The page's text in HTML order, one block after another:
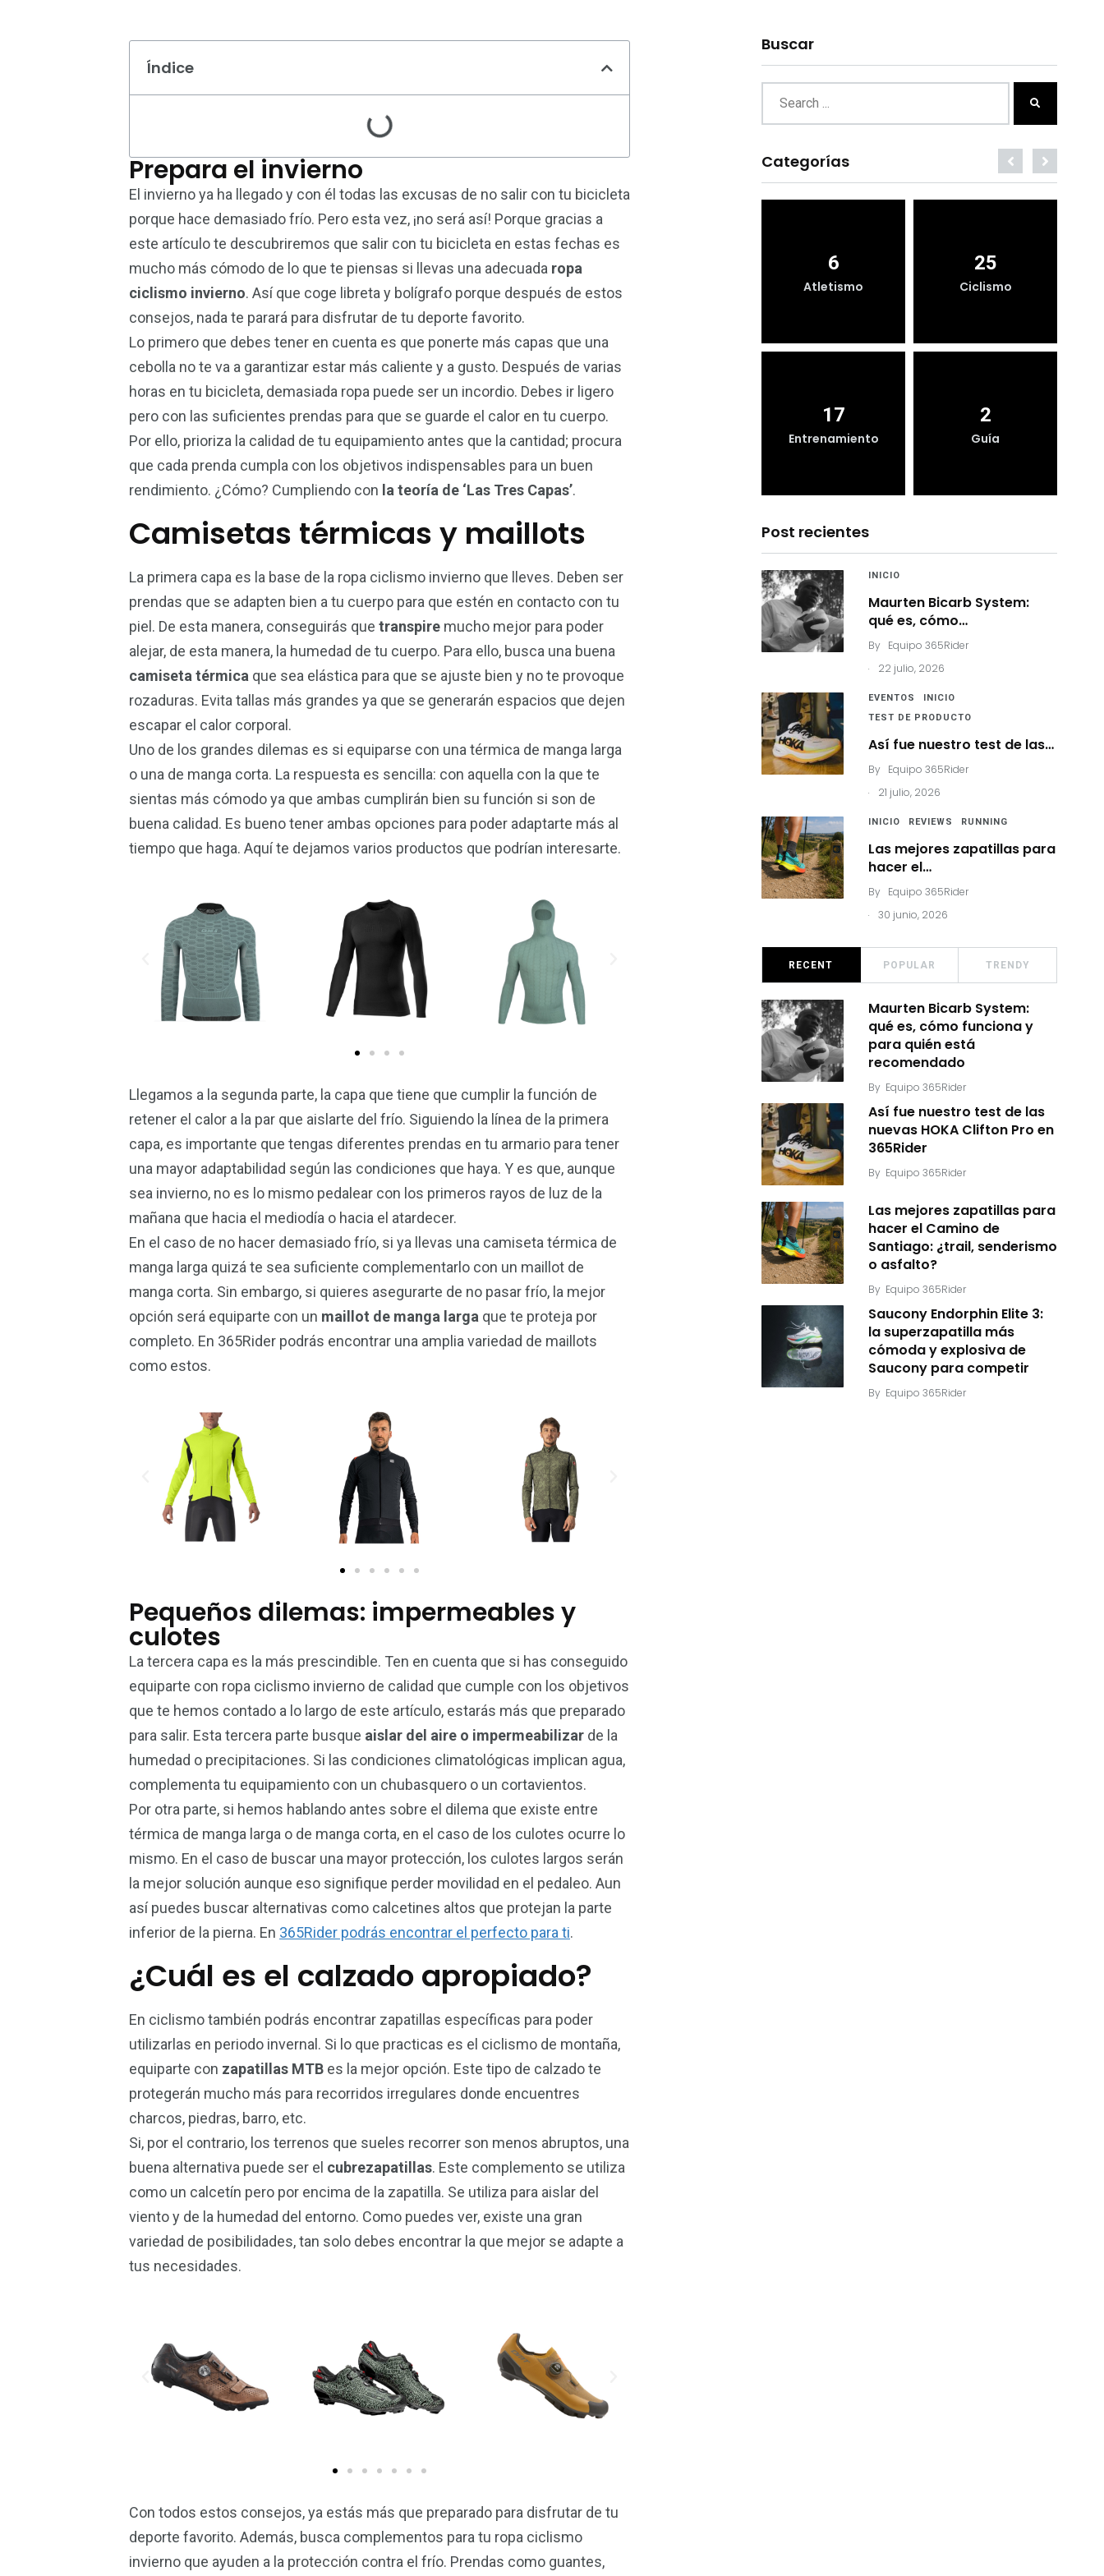
Índice
Prepara el invierno
El invierno ya ha llegado y con él todas las excusas de no salir con tu bicicleta
porque hace demasiado frío. Pero esta vez, ¡no será así! Porque gracias a
este artículo te descubriremos que salir con tu bicicleta en estas fechas es
mucho más cómodo de lo que te piensas si llevas una adecuada ropa
ciclismo invierno. Así que coge libreta y bolígrafo porque después de estos
consejos, nada te parará para disfrutar de tu deporte favorito.
Lo primero que debes tener en cuenta es que ponerte más capas que una
cebolla no te va a garantizar estar más caliente y a gusto. Después de varias
horas en tu bicicleta, demasiada ropa puede ser un incordio. Debes ir ligero
pero con las suficientes prendas para que se guarde el calor en tu cuerpo.
Por ello, prioriza la calidad de tu equipamiento antes que la cantidad; procura
que cada prenda cumpla con los objetivos indispensables para un buen
rendimiento. ¿Cómo? Cumpliendo con la teoría de ‘Las Tres Capas’.
Camisetas térmicas y maillots
La primera capa es la base de la ropa ciclismo invierno que lleves. Deben ser
prendas que se adapten bien a tu cuerpo para que estén en contacto con tu
piel. De esta manera, conseguirás que transpire mucho mejor para poder
alejar, de esta manera, la humedad de tu cuerpo. Para ello, busca una buena
camiseta térmica que sea elástica para que se ajuste bien y no te provoque
rozaduras. Evita tallas más grandes ya que se generarán espacios que dejen
escapar el calor corporal.
Uno de los grandes dilemas es si equiparse con una térmica de manga larga
o una de manga corta. La respuesta es sencilla: con aquella con la que te
sientas más cómodo ya que ambas cumplirán bien su función si son de
buena calidad. Es bueno tener ambas opciones para poder adaptarte más al
tiempo que haga. Aquí te dejamos varios productos que podrían interesarte.
Llegamos a la segunda parte, la capa que tiene que cumplir la función de
retener el calor a la par que aislarte del frío. Siguiendo la línea de la primera
capa, es importante que tengas diferentes prendas en tu armario para tener
una mayor adaptabilidad según las condiciones que haya. Y es que, aunque
sea invierno, no es lo mismo pedalear con los primeros rayos de luz de la
mañana que hacia el mediodía o hacia el atardecer.
En el caso de no hacer demasiado frío, si ya llevas una camiseta térmica de
manga larga quizá te sea suficiente complementarlo con un maillot de
manga corta. Sin embargo, si quieres asegurarte de no pasar frío, la mejor
opción será equiparte con un maillot de manga larga que te proteja por
completo. En 365Rider podrás encontrar una amplia variedad de maillots
como estos.
Pequeños dilemas: impermeables y
culotes
La tercera capa es la más prescindible. Ten en cuenta que si has conseguido
equiparte con ropa ciclismo invierno de calidad que cumple con los objetivos
que te hemos contado a lo largo de este artículo, estarás más que preparado
para salir. Esta tercera parte busque aislar del aire o impermeabilizar de la
humedad o precipitaciones. Si las condiciones climatológicas implican agua,
complementa tu equipamiento con un chubasquero o un cortavientos.
Por otra parte, si hemos hablando antes sobre el dilema que existe entre
térmica de manga larga o de manga corta, en el caso de los culotes ocurre lo
mismo. En el caso de buscar una mayor protección, los culotes largos serán
la mejor solución aunque eso signifique perder movilidad en el pedaleo. Aun
así puedes buscar alternativas como calcetines altos que protejan la parte
inferior de la pierna. En 365Rider podrás encontrar el perfecto para ti.
¿Cuál es el calzado apropiado?
En ciclismo también podrás encontrar zapatillas específicas para poder
utilizarlas en periodo invernal. Si lo que practicas es el ciclismo de montaña,
equiparte con zapatillas MTB es la mejor opción. Este tipo de calzado te
protegerán mucho más para recorridos irregulares donde encuentres
charcos, piedras, barro, etc.
Si, por el contrario, los terrenos que sueles recorrer son menos abruptos, una
buena alternativa puede ser el cubrezapatillas. Este complemento se utiliza
como un calcetín pero por encima de la zapatilla. Se utiliza para aislar del
viento y de la humedad del entorno. Como puedes ver, existe una gran
variedad de posibilidades, tan solo debes encontrar la que mejor se adapte a
tus necesidades.
Con todos estos consejos, ya estás más que preparado para disfrutar de tu
deporte favorito. Además, busca complementos para tu ropa ciclismo
invierno que ayuden a la protección contra el frío. Prendas como guantes,
Buscar
Categorías
120
Inicio
0
Inicio 2
21
Materiales
2
Natación
4
Nutrición Test de Producto
5
Trail
6
Atletismo
25
Ciclismo
17
Entrenamiento
2
Guía
Post recientes
INICIO
Maurten Bicarb System:
qué es, cómo…
By Equipo 365Rider
.
22 julio, 2026
EVENTOS
INICIO
TEST DE PRODUCTO
Así fue nuestro test de las…
By Equipo 365Rider
.
21 julio, 2026
INICIO REVIEWS RUNNING
Las mejores zapatillas para
hacer el…
By Equipo 365Rider
.
30 junio, 2026
RECENT POPULAR TRENDY
Maurten Bicarb System:
qué es, cómo funciona y
para quién está
recomendado
By Equipo 365Rider
Así fue nuestro test de las
nuevas HOKA Clifton Pro en
365Rider
By Equipo 365Rider
Las mejores zapatillas para
hacer el Camino de
Santiago: ¿trail, senderismo
o asfalto?
By Equipo 365Rider
Saucony Endorphin Elite 3:
la superzapatilla más
cómoda y explosiva de
Saucony para competir
By Equipo 365Rider